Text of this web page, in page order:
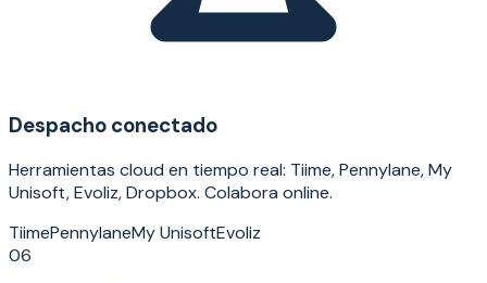
Despacho conectado
Herramientas cloud en tiempo real: Tiime, Pennylane, My
Unisoft, Evoliz, Dropbox. Colabora online.
TiimePennylaneMy UnisoftEvoliz
06